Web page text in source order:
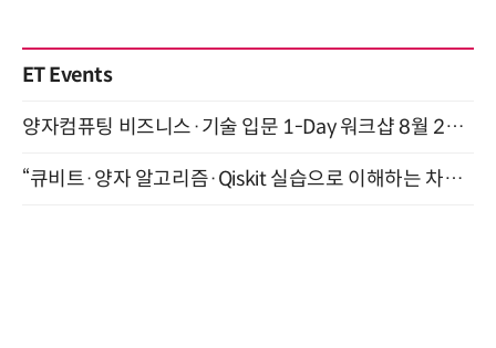
ET Events
양자컴퓨팅 비즈니스·기술 입문 1-Day 워크샵 8월 28일 개최
“큐비트·양자 알고리즘·Qiskit 실습으로 이해하는 차세대 컴퓨팅” (8/28)